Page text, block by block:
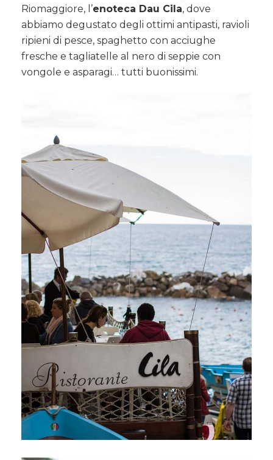
Riomaggiore, l’enoteca Dau Cila, dove
abbiamo degustato degli ottimi antipasti, ravioli
ripieni di pesce, spaghetto con acciughe
fresche e tagliatelle al nero di seppie con
vongole e asparagi… tutti buonissimi.